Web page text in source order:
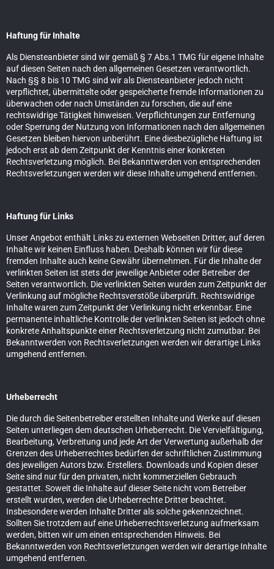
Haftung für Inhalte
Als Diensteanbieter sind wir gemäß § 7 Abs.1 TMG für eigene Inhalte
auf diesen Seiten nach den allgemeinen Gesetzen verantwortlich.
Nach §§ 8 bis 10 TMG sind wir als Diensteanbieter jedoch nicht
verpflichtet, übermittelte oder gespeicherte fremde Informationen zu
überwachen oder nach Umständen zu forschen, die auf eine
rechtswidrige Tätigkeit hinweisen. Verpflichtungen zur Entfernung
oder Sperrung der Nutzung von Informationen nach den allgemeinen
Gesetzen bleiben hiervon unberührt. Eine diesbezügliche Haftung ist
jedoch erst ab dem Zeitpunkt der Kenntnis einer konkreten
Rechtsverletzung möglich. Bei Bekanntwerden von entsprechenden
Rechtsverletzungen werden wir diese Inhalte umgehend entfernen.
Haftung für Links
Unser Angebot enthält Links zu externen Webseiten Dritter, auf deren
Inhalte wir keinen Einfluss haben. Deshalb können wir für diese
fremden Inhalte auch keine Gewähr übernehmen. Für die Inhalte der
verlinkten Seiten ist stets der jeweilige Anbieter oder Betreiber der
Seiten verantwortlich. Die verlinkten Seiten wurden zum Zeitpunkt der
Verlinkung auf mögliche Rechtsverstöße überprüft. Rechtswidrige
Inhalte waren zum Zeitpunkt der Verlinkung nicht erkennbar. Eine
permanente inhaltliche Kontrolle der verlinkten Seiten ist jedoch ohne
konkrete Anhaltspunkte einer Rechtsverletzung nicht zumutbar. Bei
Bekanntwerden von Rechtsverletzungen werden wir derartige Links
umgehend entfernen.
Urheberrecht
Die durch die Seitenbetreiber erstellten Inhalte und Werke auf diesen
Seiten unterliegen dem deutschen Urheberrecht. Die Vervielfältigung,
Bearbeitung, Verbreitung und jede Art der Verwertung außerhalb der
Grenzen des Urheberrechtes bedürfen der schriftlichen Zustimmung
des jeweiligen Autors bzw. Erstellers. Downloads und Kopien dieser
Seite sind nur für den privaten, nicht kommerziellen Gebrauch
gestattet. Soweit die Inhalte auf dieser Seite nicht vom Betreiber
erstellt wurden, werden die Urheberrechte Dritter beachtet.
Insbesondere werden Inhalte Dritter als solche gekennzeichnet.
Sollten Sie trotzdem auf eine Urheberrechtsverletzung aufmerksam
werden, bitten wir um einen entsprechenden Hinweis. Bei
Bekanntwerden von Rechtsverletzungen werden wir derartige Inhalte
umgehend entfernen.